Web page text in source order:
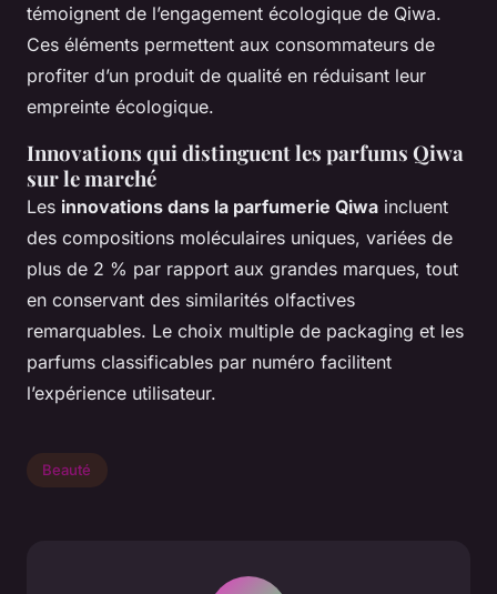
témoignent de l’engagement écologique de Qiwa.
Ces éléments permettent aux consommateurs de
profiter d’un produit de qualité en réduisant leur
empreinte écologique.
Innovations qui distinguent les parfums Qiwa
sur le marché
Les innovations dans la parfumerie Qiwa incluent
des compositions moléculaires uniques, variées de
plus de 2 % par rapport aux grandes marques, tout
en conservant des similarités olfactives
remarquables. Le choix multiple de packaging et les
parfums classificables par numéro facilitent
l’expérience utilisateur.
Beauté